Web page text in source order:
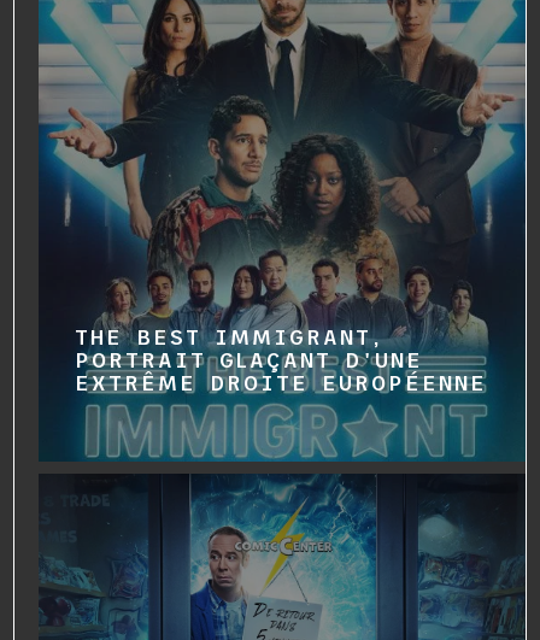
THE BEST IMMIGRANT,
PORTRAIT GLAÇANT D'UNE
EXTRÊME DROITE EUROPÉENNE